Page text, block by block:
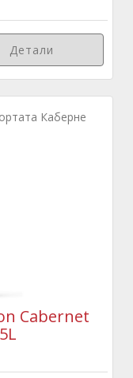
Детали
Каберне
Cabernet